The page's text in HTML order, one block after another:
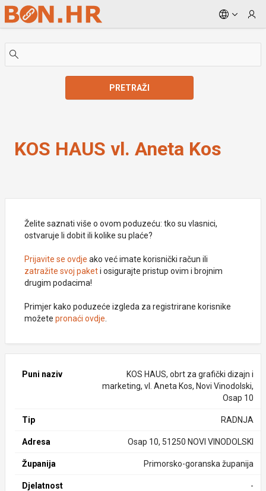
Skip to Main Content
PRETRAŽI
KOS HAUS vl. Aneta Kos
Želite saznati više o ovom poduzeću: tko su vlasnici,
ostvaruje li dobit ili kolike su plaće?
Prijavite se ovdje ako već imate korisnički račun ili
zatražite svoj paketi osigurajte pristup ovim i brojnim
drugim podacima!
Primjer kako poduzeće izgleda za registrirane korisnike
možete pronaći ovdje
Puni naziv
KOS HAUS, obrt za grafički dizajn i
marketing, vl. Aneta Kos, Novi Vinodolski,
Osap 10
Tip RADNJA
Adresa Osap 10, 51250 NOVI VINODOLSKI
Županija Primorsko-goranska županija
Djelatnost -